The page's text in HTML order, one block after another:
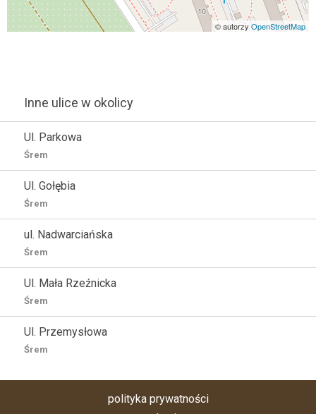
© autorzyOpenStreetMap
Inne ulice w okolicy
Ul. Parkowa
Śrem
Ul. Gołębia
Śrem
ul. Nadwarciańska
Śrem
Ul. Mała Rzeźnicka
Śrem
Ul. Przemysłowa
Śrem
polityka prywatności